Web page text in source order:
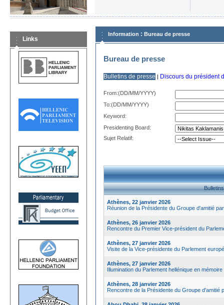
Links
Information : Bureau de presse
Bureau de presse
Bulletins de presse | Discours du président
From:(DD/MM/YYYY)
Το:(DD/MM/YYYY)
Keyword:
Presidenting Board:
Sujet Relatif:
Athènes, 22 janvier 2026
Réunion de la Présidente du Groupe d'amitié
Athènes, 26 janvier 2026
Rencontre du Premier Vice-président du
Athènes, 27 janvier 2026
Visite de la Vice-présidente du Parlement
Athènes, 27 janvier 2026
Illumination du Parlement hellénique en
Athènes, 28 janvier 2026
Rencontre de la Présidente du Groupe